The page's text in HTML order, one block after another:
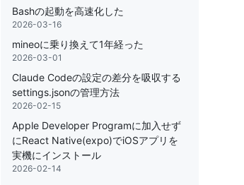
Bashの起動を高速化した
2026-03-16
mineoに乗り換えて1年経った
2026-03-01
Claude Codeの設定の差分を吸収する
settings.jsonの管理方法
2026-02-15
Apple Developer Programに加入せず
にReact Native(expo)でiOSアプリを
実機にインストール
2026-02-14